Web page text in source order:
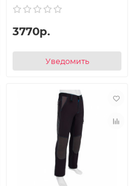
3770р.
Уведомить